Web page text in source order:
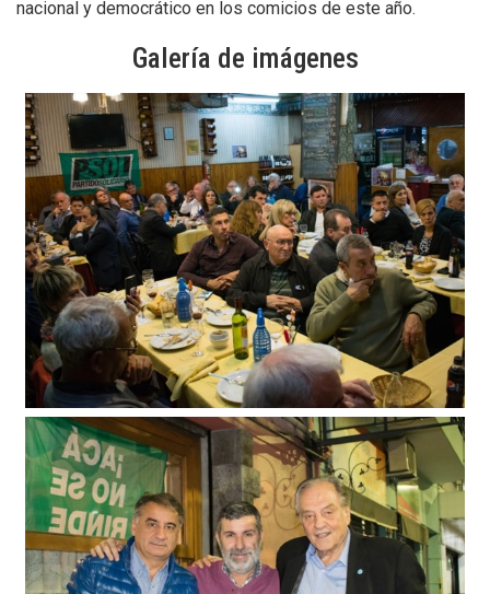
nacional y democrático en los comicios de este año.
Galería de imágenes